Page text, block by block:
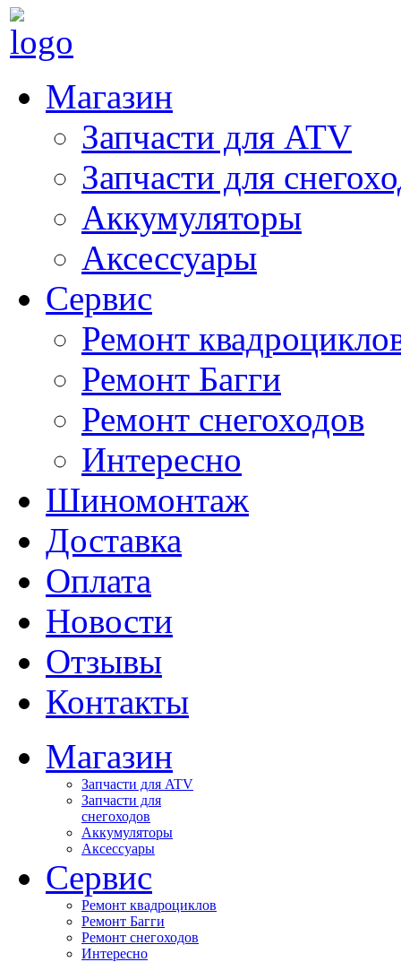
Магазин
Запчасти для ATV
Запчасти для
Аккумуляторы
Аксессуары
Сервис
Ремонт
Ремонт Багги
Ремонт снегоходов
Интересно
Шиномонтаж
Доставка
Оплата
Новости
Отзывы
Контакты
Магазин
Запчасти для ATV
Запчасти для
снегоходов
Аккумуляторы
Аксессуары
Сервис
Ремонт квадроциклов
Ремонт Багги
Ремонт снегоходов
Интересно